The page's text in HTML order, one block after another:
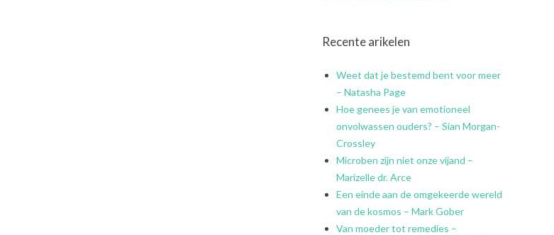
Recente arikelen
Weet dat je bestemd bent voor meer
– Natasha Page
Hoe genees je van emotioneel
onvolwassen ouders? – Sian Morgan-
Crossley
Microben zijn niet onze vijand –
Marizelle dr. Arce
Een einde aan de omgekeerde wereld
van de kosmos – Mark Gober
Van moeder tot remedies –